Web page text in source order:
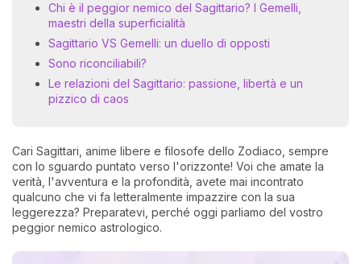
Chi è il peggior nemico del Sagittario? I Gemelli,
maestri della superficialità
Sagittario VS Gemelli: un duello di opposti
Sono riconciliabili?
Le relazioni del Sagittario: passione, libertà e un
pizzico di caos
Cari Sagittari, anime libere e filosofe dello Zodiaco, sempre
con lo sguardo puntato verso l'orizzonte! Voi che amate la
verità, l'avventura e la profondità, avete mai incontrato
qualcuno che vi fa letteralmente impazzire con la sua
leggerezza? Preparatevi, perché oggi parliamo del vostro
peggior nemico astrologico.